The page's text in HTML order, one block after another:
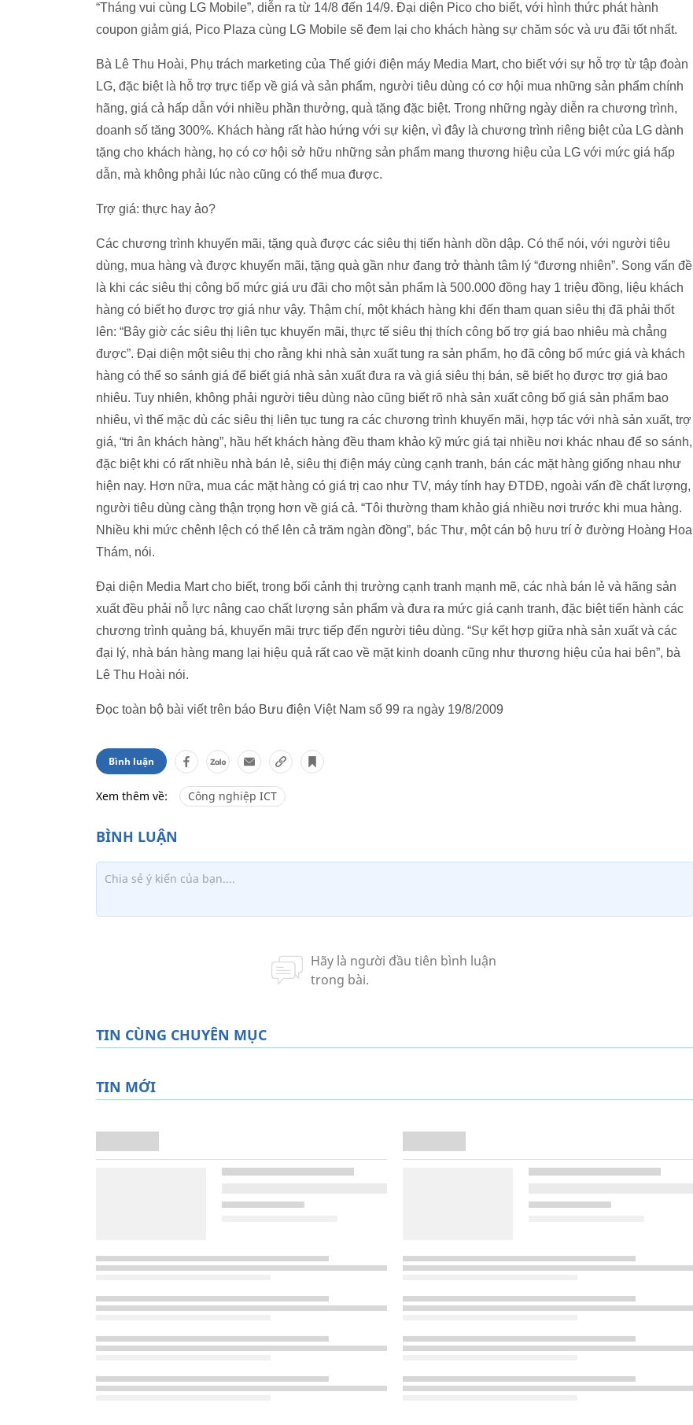
“Tháng vui cùng LG Mobile”, diễn ra từ 14/8 đến 14/9. Đại diện Pico cho biết, với hình thức phát hành
coupon giảm giá, Pico Plaza cùng LG Mobile sẽ đem lại cho khách hàng sự chăm sóc và ưu đãi tốt nhất.
Bà Lê Thu Hoài, Phụ trách marketing của Thế giới điện máy Media Mart, cho biết với sự hỗ trợ từ tập đoàn
LG, đặc biệt là hỗ trợ trực tiếp về giá và sản phẩm, người tiêu dùng có cơ hội mua những sản phẩm chính
hãng, giá cả hấp dẫn với nhiều phần thưởng, quà tặng đặc biệt. Trong những ngày diễn ra chương trình,
doanh số tăng 300%. Khách hàng rất hào hứng với sự kiện, vì đây là chương trình riêng biệt của LG dành
tặng cho khách hàng, họ có cơ hội sở hữu những sản phẩm mang thương hiệu của LG với mức giá hấp
dẫn, mà không phải lúc nào cũng có thể mua được.
Trợ giá: thực hay ảo?
Các chương trình khuyến mãi, tặng quà được các siêu thị tiến hành dồn dập. Có thể nói, với người tiêu
dùng, mua hàng và được khuyến mãi, tặng quà gần như đang trở thành tâm lý “đương nhiên”. Song vấn đề
là khi các siêu thị công bố mức giá ưu đãi cho một sản phẩm là 500.000 đồng hay 1 triệu đồng, liệu khách
hàng có biết họ được trợ giá như vậy. Thậm chí, một khách hàng khi đến tham quan siêu thị đã phải thốt
lên: “Bây giờ các siêu thị liên tục khuyến mãi, thực tế siêu thị thích công bố trợ giá bao nhiêu mà chẳng
được”. Đại diện một siêu thị cho rằng khi nhà sản xuất tung ra sản phẩm, họ đã công bố mức giá và khách
hàng có thể so sánh giá để biết giá nhà sản xuất đưa ra và giá siêu thị bán, sẽ biết họ được trợ giá bao
nhiêu. Tuy nhiên, không phải người tiêu dùng nào cũng biết rõ nhà sản xuất công bố giá sản phẩm bao
nhiêu, vì thế mặc dù các siêu thị liên tục tung ra các chương trình khuyến mãi, hợp tác với nhà sản xuất, trợ
giá, “tri ân khách hàng”, hầu hết khách hàng đều tham khảo kỹ mức giá tại nhiều nơi khác nhau để so sánh,
đặc biệt khi có rất nhiều nhà bán lẻ, siêu thị điện máy cùng cạnh tranh, bán các mặt hàng giống nhau như
hiện nay. Hơn nữa, mua các mặt hàng có giá trị cao như TV, máy tính hay ĐTDĐ, ngoài vấn đề chất lượng,
người tiêu dùng càng thận trọng hơn về giá cả. “Tôi thường tham khảo giá nhiều nơi trước khi mua hàng.
Nhiều khi mức chênh lệch có thể lên cả trăm ngàn đồng”, bác Thư, một cán bộ hưu trí ở đường Hoàng Hoa
Thám, nói.
Đại diện Media Mart cho biết, trong bối cảnh thị trường cạnh tranh mạnh mẽ, các nhà bán lẻ và hãng sản
xuất đều phải nỗ lực nâng cao chất lượng sản phẩm và đưa ra mức giá cạnh tranh, đặc biệt tiến hành các
chương trình quảng bá, khuyến mãi trực tiếp đến người tiêu dùng. “Sự kết hợp giữa nhà sản xuất và các
đại lý, nhà bán hàng mang lại hiệu quả rất cao về mặt kinh doanh cũng như thương hiệu của hai bên”, bà
Lê Thu Hoài nói.
Đọc toàn bộ bài viết trên báo Bưu điện Việt Nam số 99 ra ngày 19/8/2009
Bình luận
Xem thêm về: Công nghiệp ICT
TIN CÙNG CHUYÊN MỤC
TIN MỚI